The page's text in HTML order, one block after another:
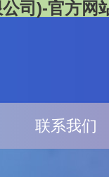
司)-官方网
联系我们